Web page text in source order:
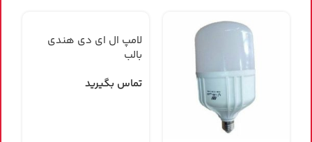
لامپ ال ای دی هندی
بالب
تماس بگیرید